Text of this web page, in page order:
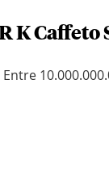
K Caffeto
Entre